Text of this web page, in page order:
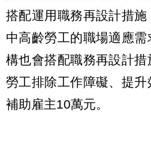
搭配運用職務再設計措
中高齡勞工的職場適應
構也會搭配職務再設計
勞工排除工作障礙、提
補助雇主10萬元。